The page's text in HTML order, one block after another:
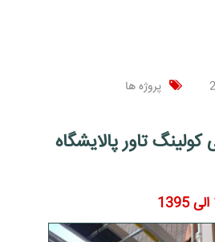
پروژه ها
تاور پالایشگاه